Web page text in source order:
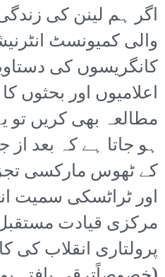
اگر ہم لینن کی
والی کمیونسٹ
کانگریسوں کی
اعلامیوں اور
مطالعہ بھی کریں تو
ہو جاتا ہے کہ بعد
کے ٹھوس مارکسی
اور ٹراٹسکی سمیت
مرکزی قیادت
پرولتاری انقلاب کی